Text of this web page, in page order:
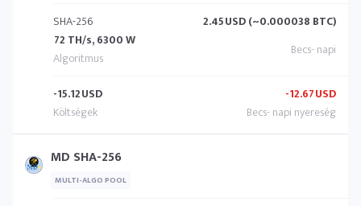
SHA-256
72 TH/s, 6300 W
2.45USD (~0.000038 BTC)
-15.12USD -12.67USD
MD SHA-256
MULTI-ALGO POOL